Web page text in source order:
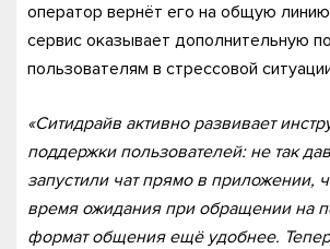
оператор вернёт его на общую
сервис оказывает дополнительную
пользователям в стрессовой
«Ситидрайв активно развивает
поддержки пользователей: не так
запустили чат прямо в приложении,
время ожидания при обращении на
формат общения ещё удобнее.